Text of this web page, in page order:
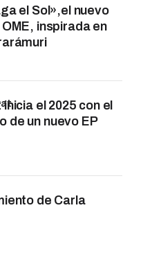
el Sol»,el nuevo
inspirada en
el 2025 con el
de un nuevo EP
de Carla